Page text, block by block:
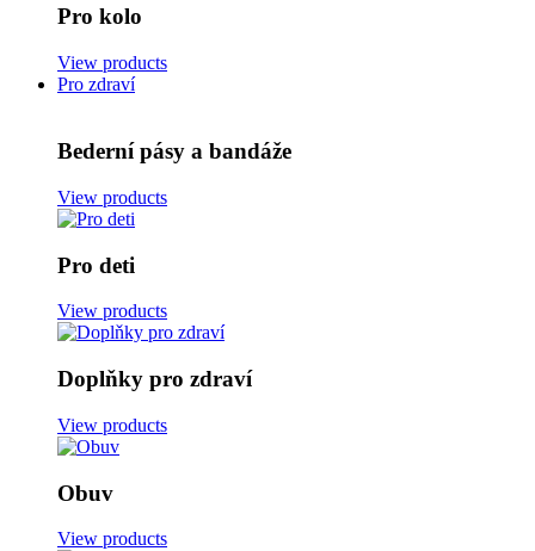
Pro kolo
View products
Pro zdraví
Bederní pásy a bandáže
View products
Pro deti
View products
Doplňky pro zdraví
View products
Obuv
View products